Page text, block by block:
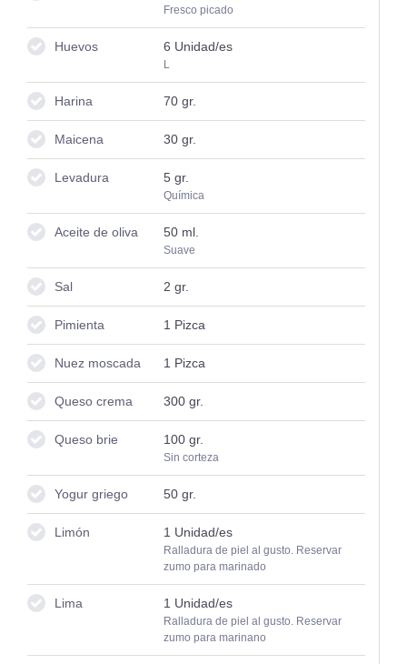
Fresco picado
Huevos 6 Unidad/es
L
Harina 70gr.
Maicena 30gr.
Levadura 5gr.
Química
Aceite de oliva 50ml.
Suave
Sal 2 gr.
Pimienta 1 Pizca
Nuez moscada 1 Pizca
Queso crema 300gr.
Queso brie 100gr.
Sin corteza
Yogur griego 50gr.
Limón 1 Unidad/es
Ralladura de piel al gusto. Reservar
zumo para marinado
Lima 1 Unidad/es
Ralladura de piel al gusto. Reservar
zumo para marinano